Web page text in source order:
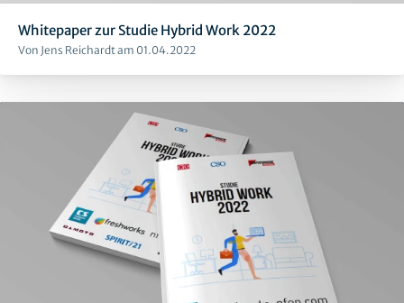
Whitepaper zur Studie Hybrid Work 2022
Von Jens Reichardt am 01.04.2022